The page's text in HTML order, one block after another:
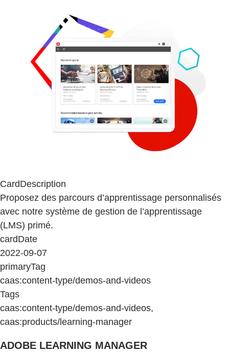
CardDescription
Proposez des parcours d’apprentissage personnalisés
avec notre système de gestion de l’apprentissage
(LMS) primé.
cardDate
2022-09-07
primaryTag
caas:content-type/demos-and-videos
Tags
caas:content-type/demos-and-videos,
caas:products/learning-manager
ADOBE LEARNING MANAGER